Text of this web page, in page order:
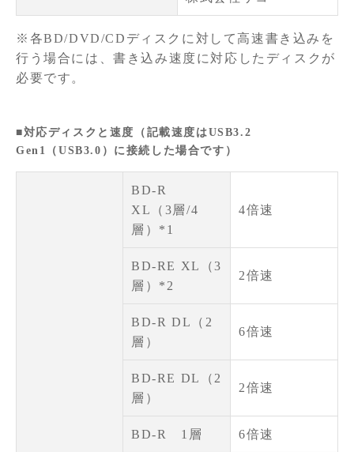
※各BD/DVD/CDディスクに対して高速書き込みを
行う場合には、書き込み速度に対応したディスクが
必要です。
■対応ディスクと速度（記載速度はUSB3.2
Gen1（USB3.0）に接続した場合です）
BD-R
XL（3層/4
層）*1
4倍速
BD-RE XL（3
層）*2
2倍速
BD-R DL（2
層）
6倍速
BD-RE DL（2
層）
2倍速
BD-R 1層 6倍速